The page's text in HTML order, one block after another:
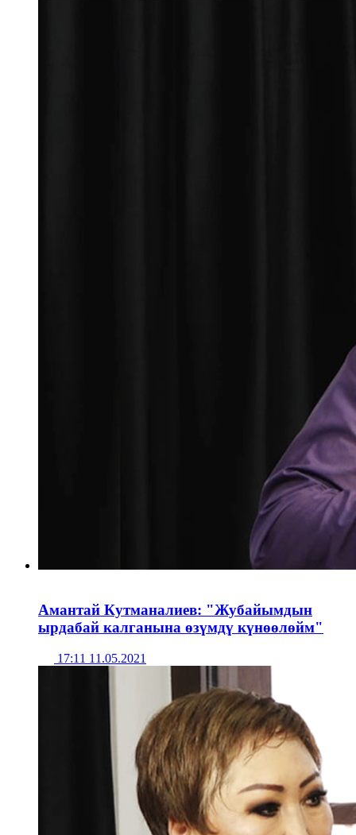
Амантай Кутманалиев: "Жубайымдын
ырдабай калганына өзүмдү күнөөлөйм"
17:11 11.05.2021